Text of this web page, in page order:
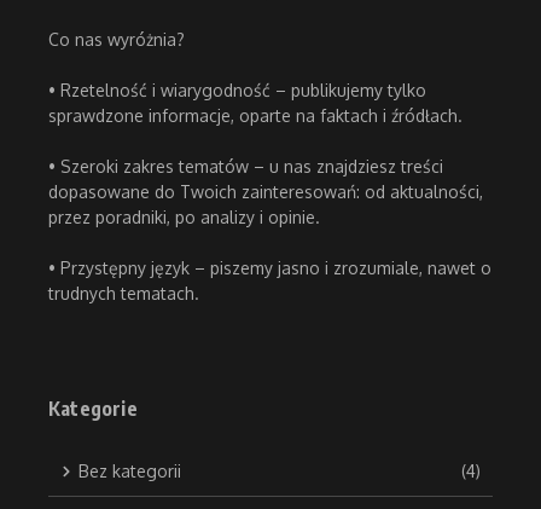
Co nas wyróżnia?
• Rzetelność i wiarygodność – publikujemy tylko
sprawdzone informacje, oparte na faktach i źródłach.
• Szeroki zakres tematów – u nas znajdziesz treści
dopasowane do Twoich zainteresowań: od aktualności,
przez poradniki, po analizy i opinie.
• Przystępny język – piszemy jasno i zrozumiale, nawet o
trudnych tematach.
Kategorie
Bez kategorii (4)